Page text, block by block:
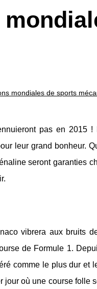
mondiales de sports
pas en 2015
leur grand bonheur.
seront garanties
vibrera aux bruits
de Formule 1.
comme le plus dur et
jour où une course